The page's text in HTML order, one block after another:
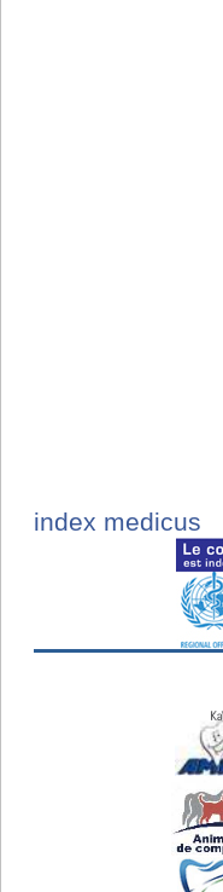
index medicus